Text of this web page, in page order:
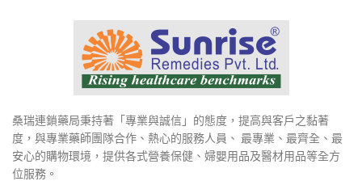
桑瑞連鎖藥局秉持著「專業與誠信」的態度，提高與客戶之黏著
度，與專業藥師團隊合作、熱心的服務人員、 最專業、最齊全、最
安心的購物環境，提供各式營養保健、婦嬰用品及醫材用品等全方
位服務。